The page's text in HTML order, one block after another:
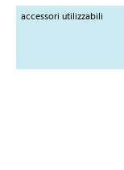
accessori utilizzabili